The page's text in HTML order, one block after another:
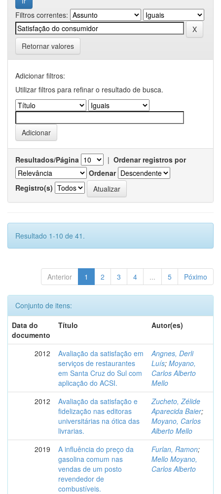
Filtros correntes:
Retornar valores
Adicionar filtros:
Utilizar filtros para refinar o resultado de busca.
Resultados/Página | Ordenar registros por
Ordenar
Registro(s)
Resultado 1-10 de 41.
Anterior 1 2 3 4 ... 5 Póximo
Conjunto de itens:
Data do
documento
Título Autor(es)
2012
Avaliação da satisfação em
serviços de restaurantes
em Santa Cruz do Sul com
aplicação do ACSI.
Angnes, Derli
Luís; Moyano,
Carlos Alberto
Mello
2012
Avaliação da satisfação e
fidelização nas editoras
universitárias na ótica das
livrarias.
Zucheto, Zélide
Aparecida Baier;
Moyano, Carlos
Alberto Mello
2019
A influência do preço da
gasolina comum nas
vendas de um posto
revendedor de
combustíveis.
Furlan, Ramon;
Mello Moyano,
Carlos Alberto